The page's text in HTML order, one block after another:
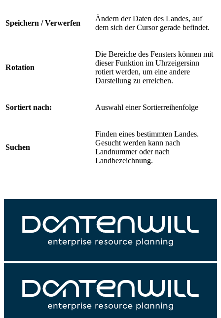
Speichern / Verwerfen
Ändern der Daten des Landes, auf
dem sich der Cursor gerade befindet.
Rotation
Die Bereiche des Fensters können mit
dieser Funktion im Uhrzeigersinn
rotiert werden, um eine andere
Darstellung zu erreichen.
Sortiert nach: Auswahl einer Sortierreihenfolge
Suchen
Finden eines bestimmten Landes.
Gesucht werden kann nach
Landnummer oder nach
Landbezeichnung.